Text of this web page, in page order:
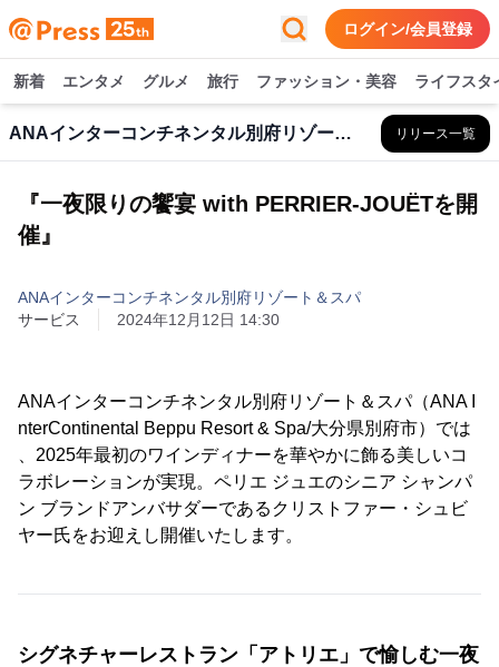
ログイン/会員登録
新着 エンタメ グルメ 旅行 ファッション・美容 ライフスタ
ANAインターコンチネンタル別府リゾート＆スパ リリース一覧
『一夜限りの饗宴 with PERRIER-JOUËTを開
催』
ANAインターコンチネンタル別府リゾート＆スパ
サービス
2024年12月12日 14:30
ANAインターコンチネンタル別府リゾート＆スパ（ANA I
nterContinental Beppu Resort & Spa/大分県別府市）では
、2025年最初のワインディナーを華やかに飾る美しいコ
ラボレーションが実現。ペリエ ジュエのシニア シャンパ
ン ブランドアンバサダーであるクリストファー・シュビ
ヤー氏をお迎えし開催いたします。
シグネチャーレストラン「アトリエ」で愉しむ一夜